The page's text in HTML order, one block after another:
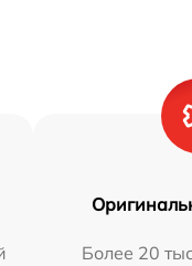
Более 20